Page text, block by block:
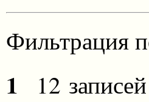
Фильтрация
1
12 записей